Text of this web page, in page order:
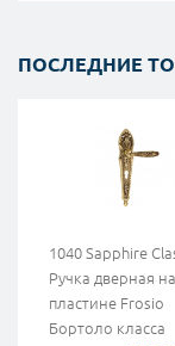
ПОСЛЕДНИЕ
1040 Sapphire
Ручка дверная на
пластине Frosio
Бортоло класса